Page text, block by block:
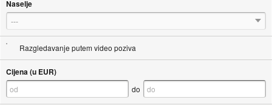
Naselje
---
Razgledavanje putem video poziva
Cijena (u EUR)
do